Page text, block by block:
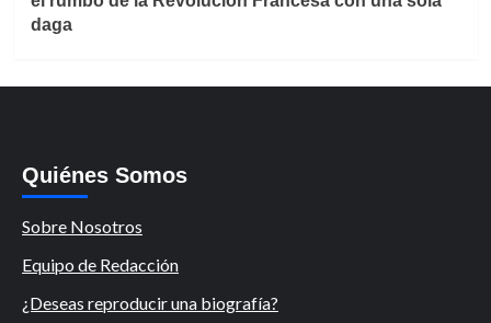
daga
Quiénes Somos
Sobre Nosotros
Equipo de Redacción
¿Deseas reproducir una biografía?